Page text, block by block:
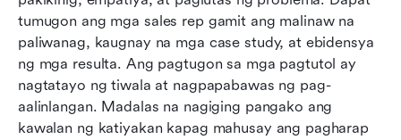
tumugon ang mga sales rep gamit ang malinaw na
paliwanag, kaugnay na mga case study, at ebidensya
ng mga resulta. Ang pagtugon sa mga pagtutol ay
nagtatayo ng tiwala at nagpapabawas ng pag-
aalinlangan. Madalas na nagiging pangako ang
kawalan ng katiyakan kapag mahusay ang pagharap